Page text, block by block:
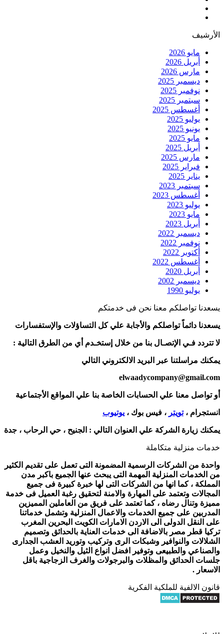
الأرشيف
مايو 2026
أبريل 2026
مارس 2026
ديسمبر 2025
نوفمبر 2025
سبتمبر 2025
أغسطس 2025
يوليو 2025
يونيو 2025
مايو 2025
أبريل 2025
مارس 2025
فبراير 2025
يناير 2025
سبتمبر 2023
أغسطس 2023
يوليو 2023
مايو 2023
أبريل 2023
ديسمبر 2022
نوفمبر 2022
أكتوبر 2022
أغسطس 2022
أبريل 2020
ديسمبر 2002
يوليو 1990
يسعدنا تواصلكم معنا نحن فى خدمتكم
يسعدنا دائماً تواصلكم والأجابة علي كل التساؤلات والإستفسارات
لا تتردد فـي الإتصـال بنا من خلال إستخـدم أي من الطرق التالية :
يمكنك مراسلتنا عبر البريد الالكتروني التالي
elwaadycompany@gmail.com
أو تواصل معنا علي الحسابات الخاصة بنا علي المواقع الأجتماعية
انستجرام ،تويتر ، فيس بوك ، يوتيوب
يمكنك زيارة الشركة علي العنوان التالي : الجنيح ، حي الرحاب ، جدة
خدمات منزلية متكاملة
واحدة من الشركات الرسمية المضمونة التى تعمل على تقديم الكثير
من الخدمات المنزلية المهمة التى يبحث عنها الجميع باكبر مدن
المملكة ، كما انها من الشركات التى لها خبرة كبيرة فى جميع
المجالات وتعتمد على المهارة والامنة لتحقيق رغبة العميل فى خدمة
مميزة وتنال رضاه ، كما تعتمد على فريق من العاملين المميزين
المدربين على جميع الخدمات والاعمال المنزلية وتشمل خدماتنا
على النقل الدولى الى الاردن الامارات الكويت البحرين المغرب
تركيا قطر مصر بالاضافة الى خدمات العناية بالحدائق وتصميم
الشلالات والنوافير وشبكات الرى وتركيب وتوريد العشب الجدارى
والصناعي والطبيعى وتوفير افضل انواع الثيل والنخيل وعمل
جلسات الحدائق والمظلات والبرجولات والغرف الزجاجية باقل
الاسعار .
قانون الالفية للملكية الفكرية